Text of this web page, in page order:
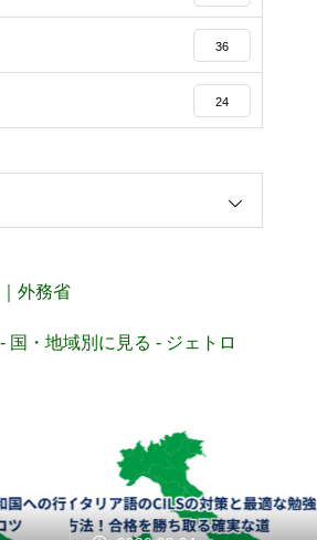
36
24
外務省
国・地域別に見る - ジェトロ